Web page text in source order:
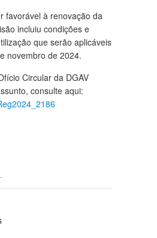
favorável à renovação da
incluiu condições e
que serão aplicáveis
novembro de 2024.
Circular da DGAV
consulte aqui: